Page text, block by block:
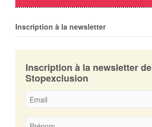
Inscription à la newsletter
Inscription à la newsletter de
Stopexclusion